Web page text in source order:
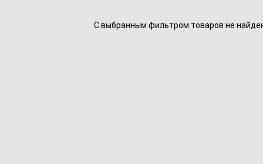
С выбранным фильтром товаров не